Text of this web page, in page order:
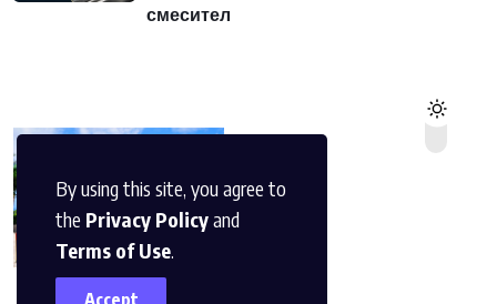
By using this site, you agree to
the Privacy Policyand
Terms of Use.
Accept
смесител